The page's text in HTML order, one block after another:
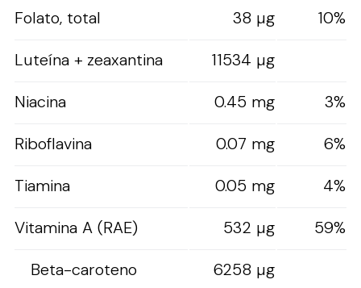
Folato, total 38 µg
10%
Luteína + zeaxantina
11534 µg
Niacina
0.45 mg
3%
Riboflavina
0.07 mg
6%
Tiamina
0.05 mg
4%
Vitamina A (RAE)
532 µg
59%
Beta-caroteno
6258 µg